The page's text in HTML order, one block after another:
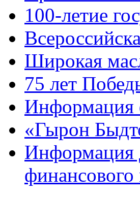
100-летие
Широкая
75 лет
Информация
«Гырон
Информация